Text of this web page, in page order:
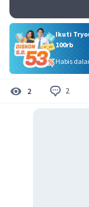
Ikuti
100rb
Habis
2 2